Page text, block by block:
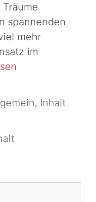
spannenden
mehr
im
, Inhalt